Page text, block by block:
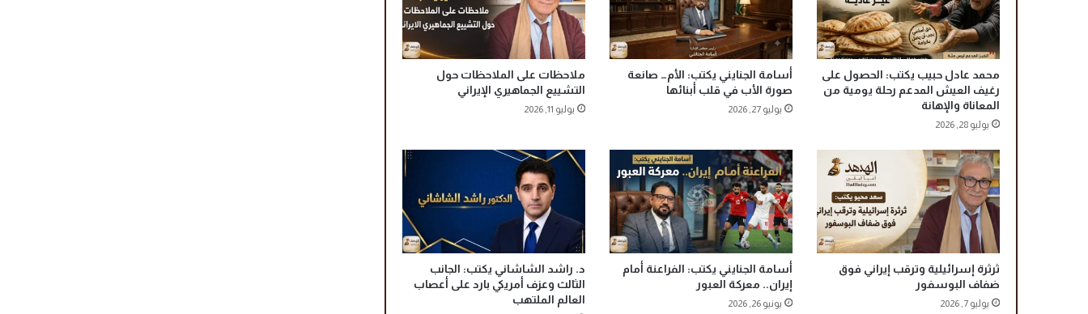
ة
ل
ح
ز
ب
م
س
ت
ب
ل
و
ن
ب
ا
ل
ج
أ
ب
ن
ا
ء
ب
ل
ب
رّ
و
ا
ل
ع
محمد عادل حبيب يكتب: الحصول على
رغيف العيش المدعم رحلة يومية من
المعاناة والإهانة
يوليو 28, 2026
أسامة الجنايني يكتب: الأم… صانعة
صورة الأب في قلب أبنائها
يوليو 27, 2026
ملاحظات على الملاحظات حول
التشييع الجماهيري الإيراني
يوليو 11, 2026
ثرثرة إسرائيلية وترقب إيراني فوق
ضفاف البوسفور
يوليو 7, 2026
أسامة الجنايني يكتب: الفراعنة أمام
إيران.. معركة العبور
يونيو 26, 2026
د. راشد الشاشاني يكتب: الجانب
الثالث وعزف أمريكي بارد على أعصاب
العالم الملتهب